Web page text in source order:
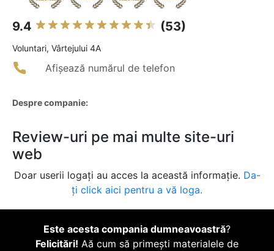
9.4 (53)
Voluntari, Vârtejului 4A
Afișează numărul de telefon
Despre companie:
Review-uri pe mai multe site-uri
web
Doar userii logați au acces la această informație. Da-
ți click aici pentru a vă loga.
Este acesta compania dumneavoastră?
Felicitări! Aă cum să primești materialele de